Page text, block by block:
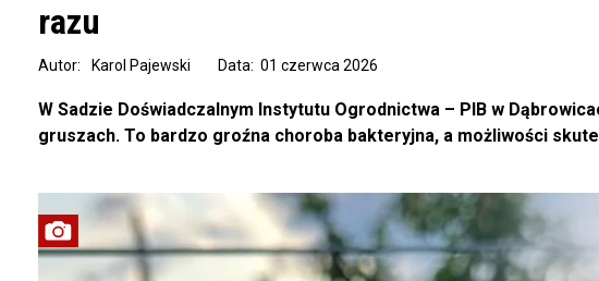
razu
Data: 01 czerwca 2026
Autor: Karol Pajewski
W Sadzie Doświadczalnym Instytutu Ogrodnictwa – PIB w
gruszach. To bardzo groźna choroba bakteryjna, a możliwości